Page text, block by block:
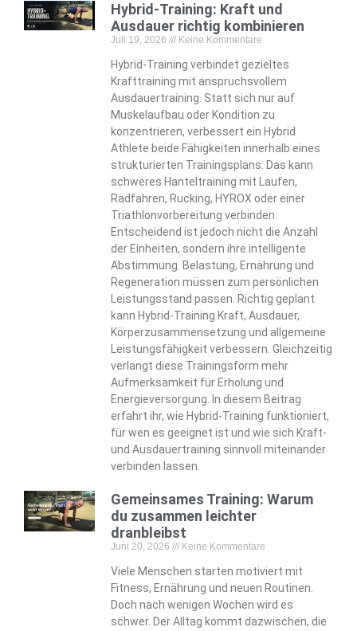
Hybrid-Training: Kraft und
Ausdauer richtig kombinieren
Juli 19, 2026 Keine Kommentare
Hybrid-Training verbindet gezieltes
Krafttraining mit anspruchsvollem
Ausdauertraining. Statt sich nur auf
Muskelaufbau oder Kondition zu
konzentrieren, verbessert ein Hybrid
Athlete beide Fähigkeiten innerhalb eines
strukturierten Trainingsplans. Das kann
schweres Hanteltraining mit Laufen,
Radfahren, Rucking, HYROX oder einer
Triathlonvorbereitung verbinden.
Entscheidend ist jedoch nicht die Anzahl
der Einheiten, sondern ihre intelligente
Abstimmung. Belastung, Ernährung und
Regeneration müssen zum persönlichen
Leistungsstand passen. Richtig geplant
kann Hybrid-Training Kraft, Ausdauer,
Körperzusammensetzung und allgemeine
Leistungsfähigkeit verbessern. Gleichzeitig
verlangt diese Trainingsform mehr
Aufmerksamkeit für Erholung und
Energieversorgung. In diesem Beitrag
erfahrt ihr, wie Hybrid-Training funktioniert,
für wen es geeignet ist und wie sich Kraft-
und Ausdauertraining sinnvoll miteinander
verbinden lassen.
Gemeinsames Training: Warum
du zusammen leichter
dranbleibst
Juni 20, 2026 Keine Kommentare
Viele Menschen starten motiviert mit
Fitness, Ernährung und neuen Routinen.
Doch nach wenigen Wochen wird es
schwer. Der Alltag kommt dazwischen, die